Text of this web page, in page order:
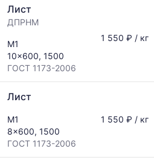
прайс-
листов.
Лист
ДПРНМ
М1
10x600, 1500
ГОСТ 1173-2006
1 550 ₽ / кг
Лист
М1
8x600, 1500
ГОСТ 1173-2006
1 550 ₽ / кг